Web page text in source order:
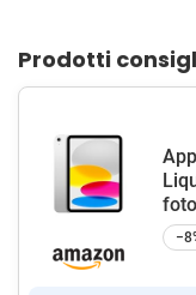
Prodotti